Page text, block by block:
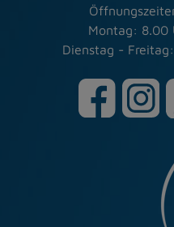
Montag: 8.00
Dienstag -